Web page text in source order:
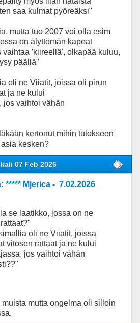
saa kulmat pyöreäksi"
mutta tuo 2007 voi olla esim
on älyttömän kapeat
vaihtaa 'kiireellä', olkapää kuluu,
päällä"
oli ne Viiatit, joissa oli pirun
ja ne kului
jos vaihtoi vähän
kertonut mihin tulokseen
kesken?
07 Feb 2026
***** Mjerica - 7.02.2026
se laatikko, jossa on ne
oli ne Viiatit, joissa
vitosen rattaat ja ne kului
jos vaihtoi vähän
mutta ongelma oli silloin